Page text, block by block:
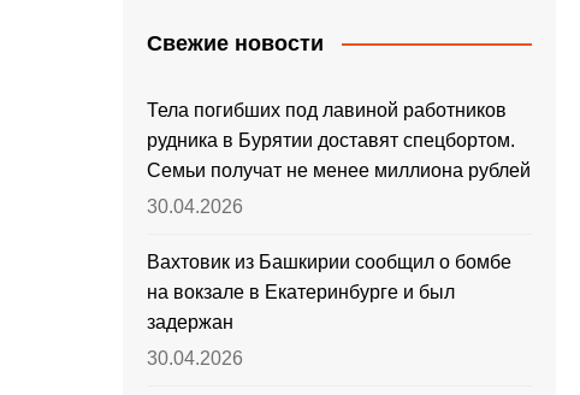
Свежие новости
Тела погибших под лавиной работников
рудника в Бурятии доставят спецбортом.
Семьи получат не менее миллиона рублей
30.04.2026
Вахтовик из Башкирии сообщил о бомбе
на вокзале в Екатеринбурге и был
задержан
30.04.2026